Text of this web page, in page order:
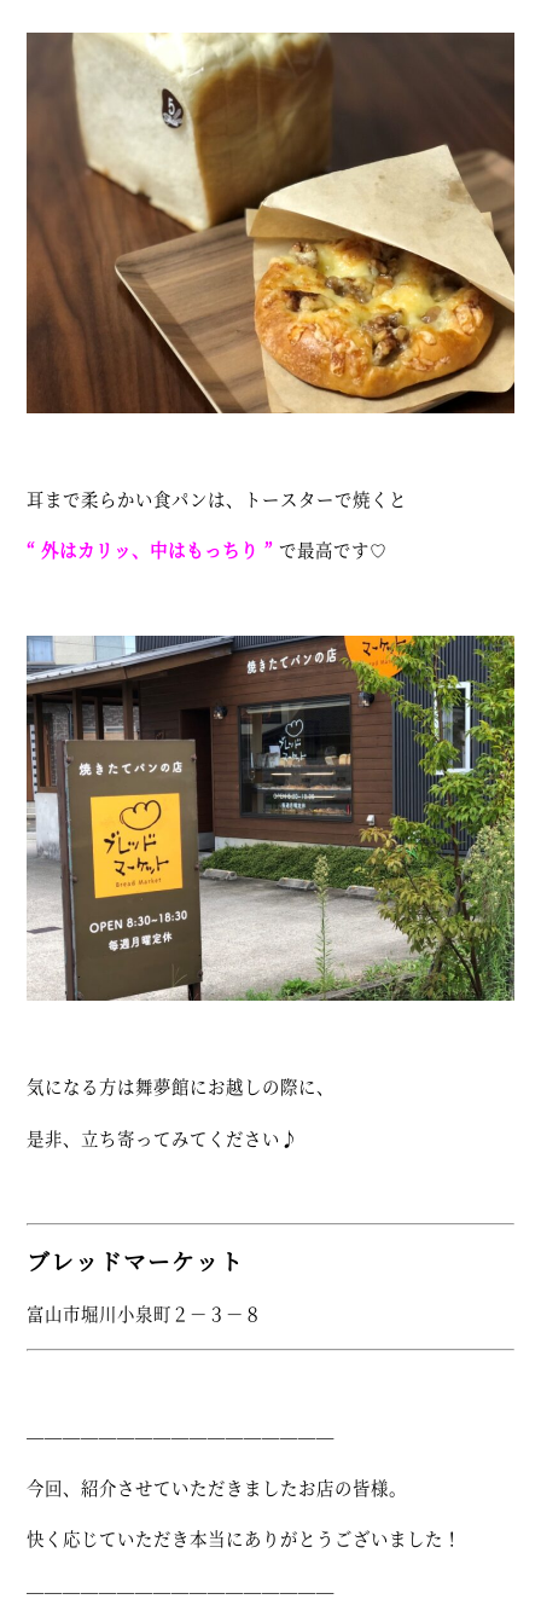
耳まで柔らかい食パンは、トースターで焼くと
“ 外はカリッ、中はもっちり ”で最高です♡
気になる方は舞夢館にお越しの際に、
是非、立ち寄ってみてください♪
ブレッドマーケット
富山市堀川小泉町２－３－８
—————————————————
今回、紹介させていただきましたお店の皆様。
快く応じていただき本当にありがとうございました！
—————————————————